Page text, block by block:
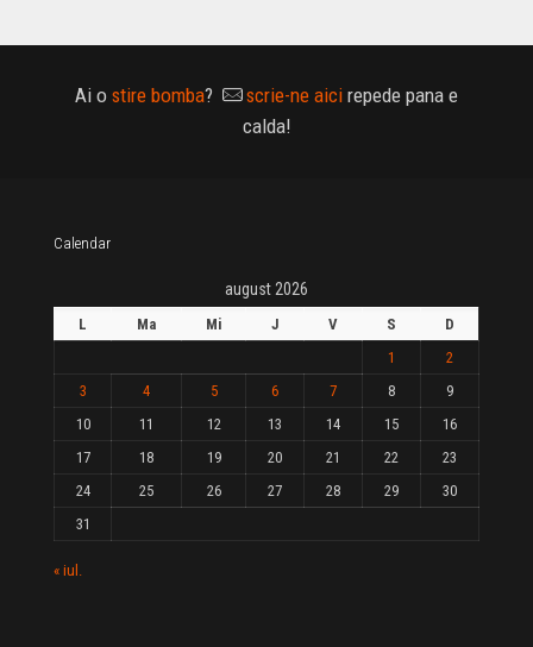
Ai o stire bomba? scrie-ne aici repede pana e
calda!
Calendar
august 2026
L Ma Mi J V S
D
1
2
3
4 5 6 7 8
9
10
11 12 13 14 15
16
17
18 19 20 21 22
23
24
25 26 27 28 29
30
31
« iul.